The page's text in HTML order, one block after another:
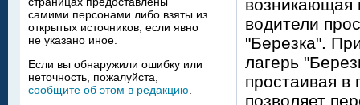
возникающая
водители
"Березка".
лагерь
простаивая в
позволяет
самими персонами либо взяты из
открытых источников, если явно
не указано иное.
Если вы обнаружили ошибку или
неточность, пожалуйста,
сообщите об этом в редакцию